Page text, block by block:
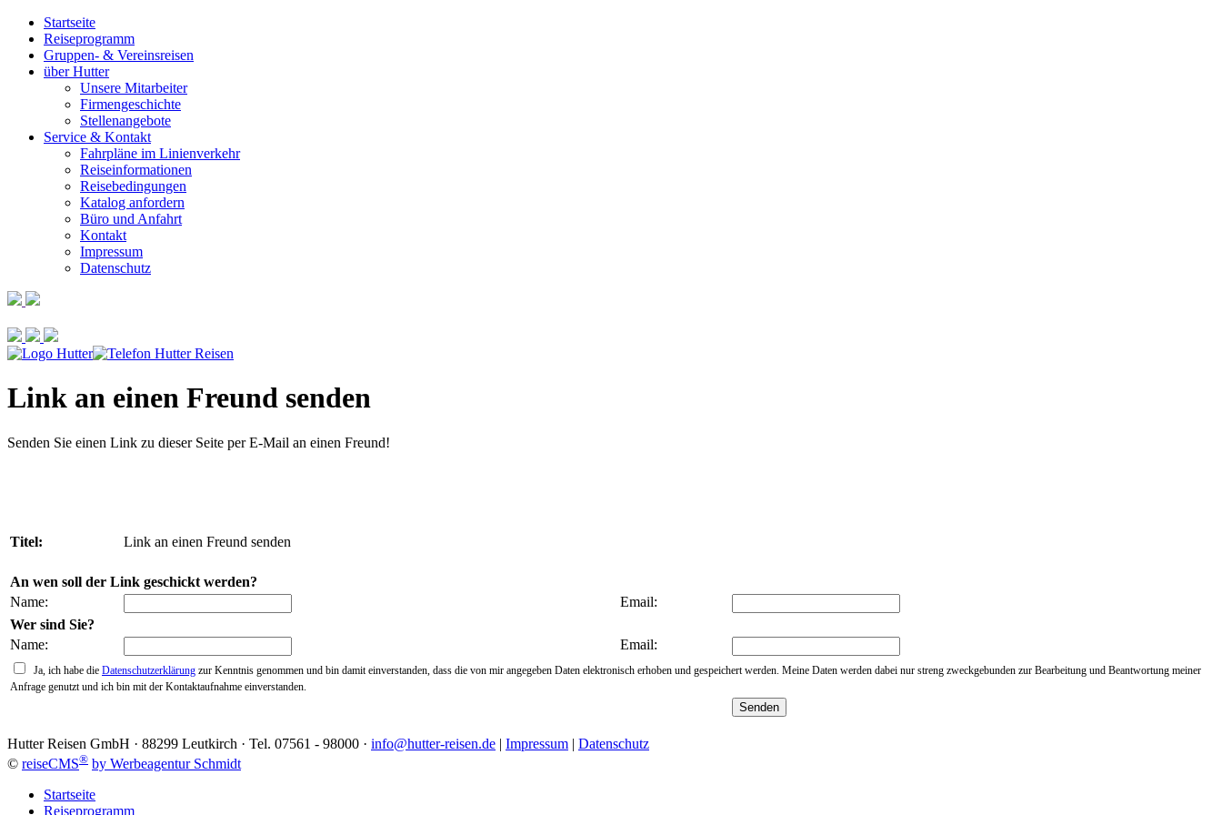
Startseite
Reiseprogramm
Gruppen- & Vereinsreisen
über Hutter
Unsere Mitarbeiter
Firmengeschichte
Stellenangebote
Service & Kontakt
Fahrpläne im Linienverkehr
Reiseinformationen
Reisebedingungen
Katalog anfordern
Büro und Anfahrt
Kontakt
Impressum
Datenschutz
Link an einen Freund senden
Senden Sie einen Link zu dieser Seite per E-Mail an einen Freund!
Titel: Link an einen Freund senden
An wen soll der Link geschickt werden?
Name:
Email:
Wer sind Sie?
Name:
Email:
Ja, ich habe die Datenschutzerklärung zur Kenntnis genommen und bin damit einverstanden, dass die von mir angegeben Daten elektronisch erhoben und gespeichert werden. Meine Daten werden dabei nur streng zweckgebunden zur Bearbeitung und Beantwortung meiner
Anfrage genutzt und ich bin mit der Kontaktaufnahme einverstanden.
Hutter Reisen GmbH · 88299 Leutkirch · Tel. 07561 - 98000 · info@hutter-reisen.de | Impressum | Datenschutz
© reiseCMS® by Werbeagentur Schmidt
Startseite
Reiseprogramm